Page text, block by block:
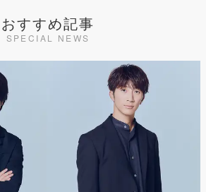
おすすめ記事
SPECIAL NEWS